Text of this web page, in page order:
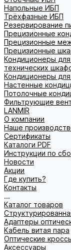
Напольные ИБП
Трёхфазные ИБП
Резервирование
Прецизионные
Прецизионные
Прецизионные
Кондиционеры
технических
Кондиционеры
Настенные
Потолочные
Фильтрующие
LANMIR
О компании
Наше
Сертификаты
Каталоги PDF
Инструкции по
Новости
Акции
Где купить?
Контакты
...
Каталог товаров
Адаптеры
Кабель витая пара
Оптические
Аксессуары